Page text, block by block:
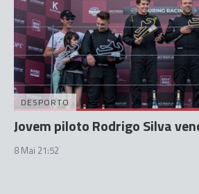
DESPORTO
Jovem piloto Rodrigo Silva
8 Mai 21:52